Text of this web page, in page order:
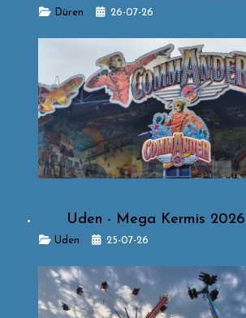
Details
Düren 26-07-26
Uden - Mega Kermis 2026
Details
Uden 25-07-26